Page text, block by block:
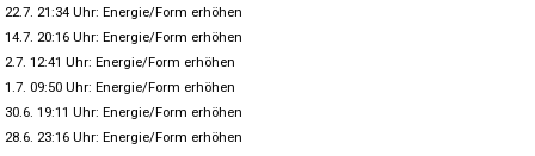
22.7. 21:34 Uhr: Energie/Form erhöhen
14.7. 20:16 Uhr: Energie/Form erhöhen
2.7. 12:41 Uhr: Energie/Form erhöhen
1.7. 09:50 Uhr: Energie/Form erhöhen
30.6. 19:11 Uhr: Energie/Form erhöhen
28.6. 23:16 Uhr: Energie/Form erhöhen